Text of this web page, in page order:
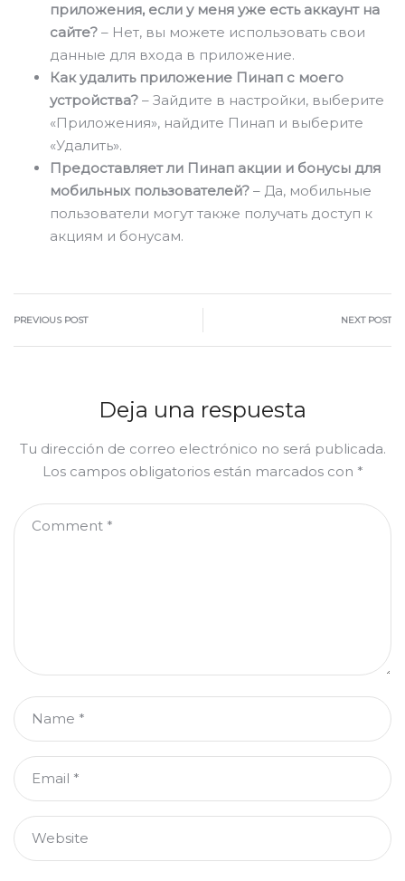
приложения, если у меня уже есть аккаунт на
сайте? – Нет, вы можете использовать свои
данные для входа в приложение.
Как удалить приложение Пинап с моего
устройства? – Зайдите в настройки, выберите
«Приложения», найдите Пинап и выберите
«Удалить».
Предоставляет ли Пинап акции и бонусы для
мобильных пользователей? – Да, мобильные
пользователи могут также получать доступ к
акциям и бонусам.
PREVIOUS POST NEXT POST
Deja una respuesta
Tu dirección de correo electrónico no será publicada.
Los campos obligatorios están marcados con *
Comment *
Name *
Email *
Website